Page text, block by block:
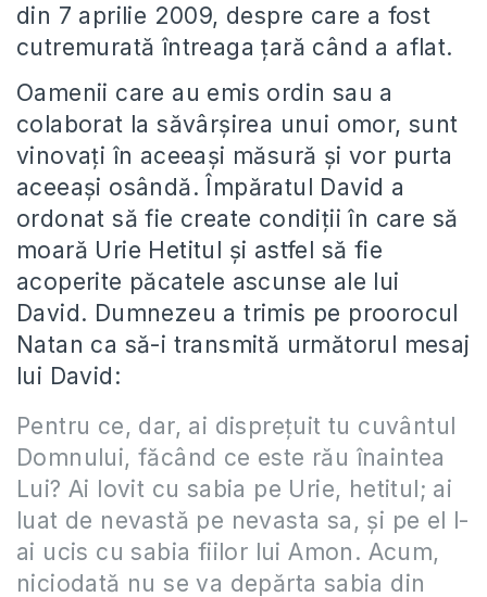
din 7 aprilie 2009, despre care a fost
cutremurată întreaga ţară când a aflat.
Oamenii care au emis ordin sau a
colaborat la săvârşirea unui omor, sunt
vinovaţi în aceeaşi măsură şi vor purta
aceeaşi osândă. Împăratul David a
ordonat să fie create condiţii în care să
moară Urie Hetitul şi astfel să fie
acoperite păcatele ascunse ale lui
David. Dumnezeu a trimis pe proorocul
Natan ca să-i transmită următorul mesaj
lui David:
Pentru ce, dar, ai dispreţuit tu cuvântul
Domnului, făcând ce este rău înaintea
Lui? Ai lovit cu sabia pe Urie, hetitul; ai
luat de nevastă pe nevasta sa, şi pe el l-
ai ucis cu sabia fiilor lui Amon. Acum,
niciodată nu se va depărta sabia din